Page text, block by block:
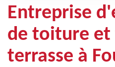
Entreprise
de toiture
terrasse à